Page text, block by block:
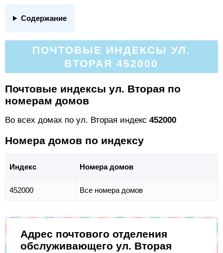
Содержание
ПОЧТОВЫЕ ИНДЕКСЫ УЛ.
ВТОРАЯ 452000
Почтовые индексы ул. Вторая по
номерам домов
Во всех домах по ул. Вторая индекс 452000
Номера домов по индексу
Индекс Номера домов
452000 Все номера домов
Адрес почтового отделения
обслуживающего ул. Вторая